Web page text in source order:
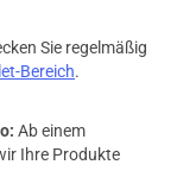
Sie regelmäßig
Bereich.
Ab einem
Ihre Produkte